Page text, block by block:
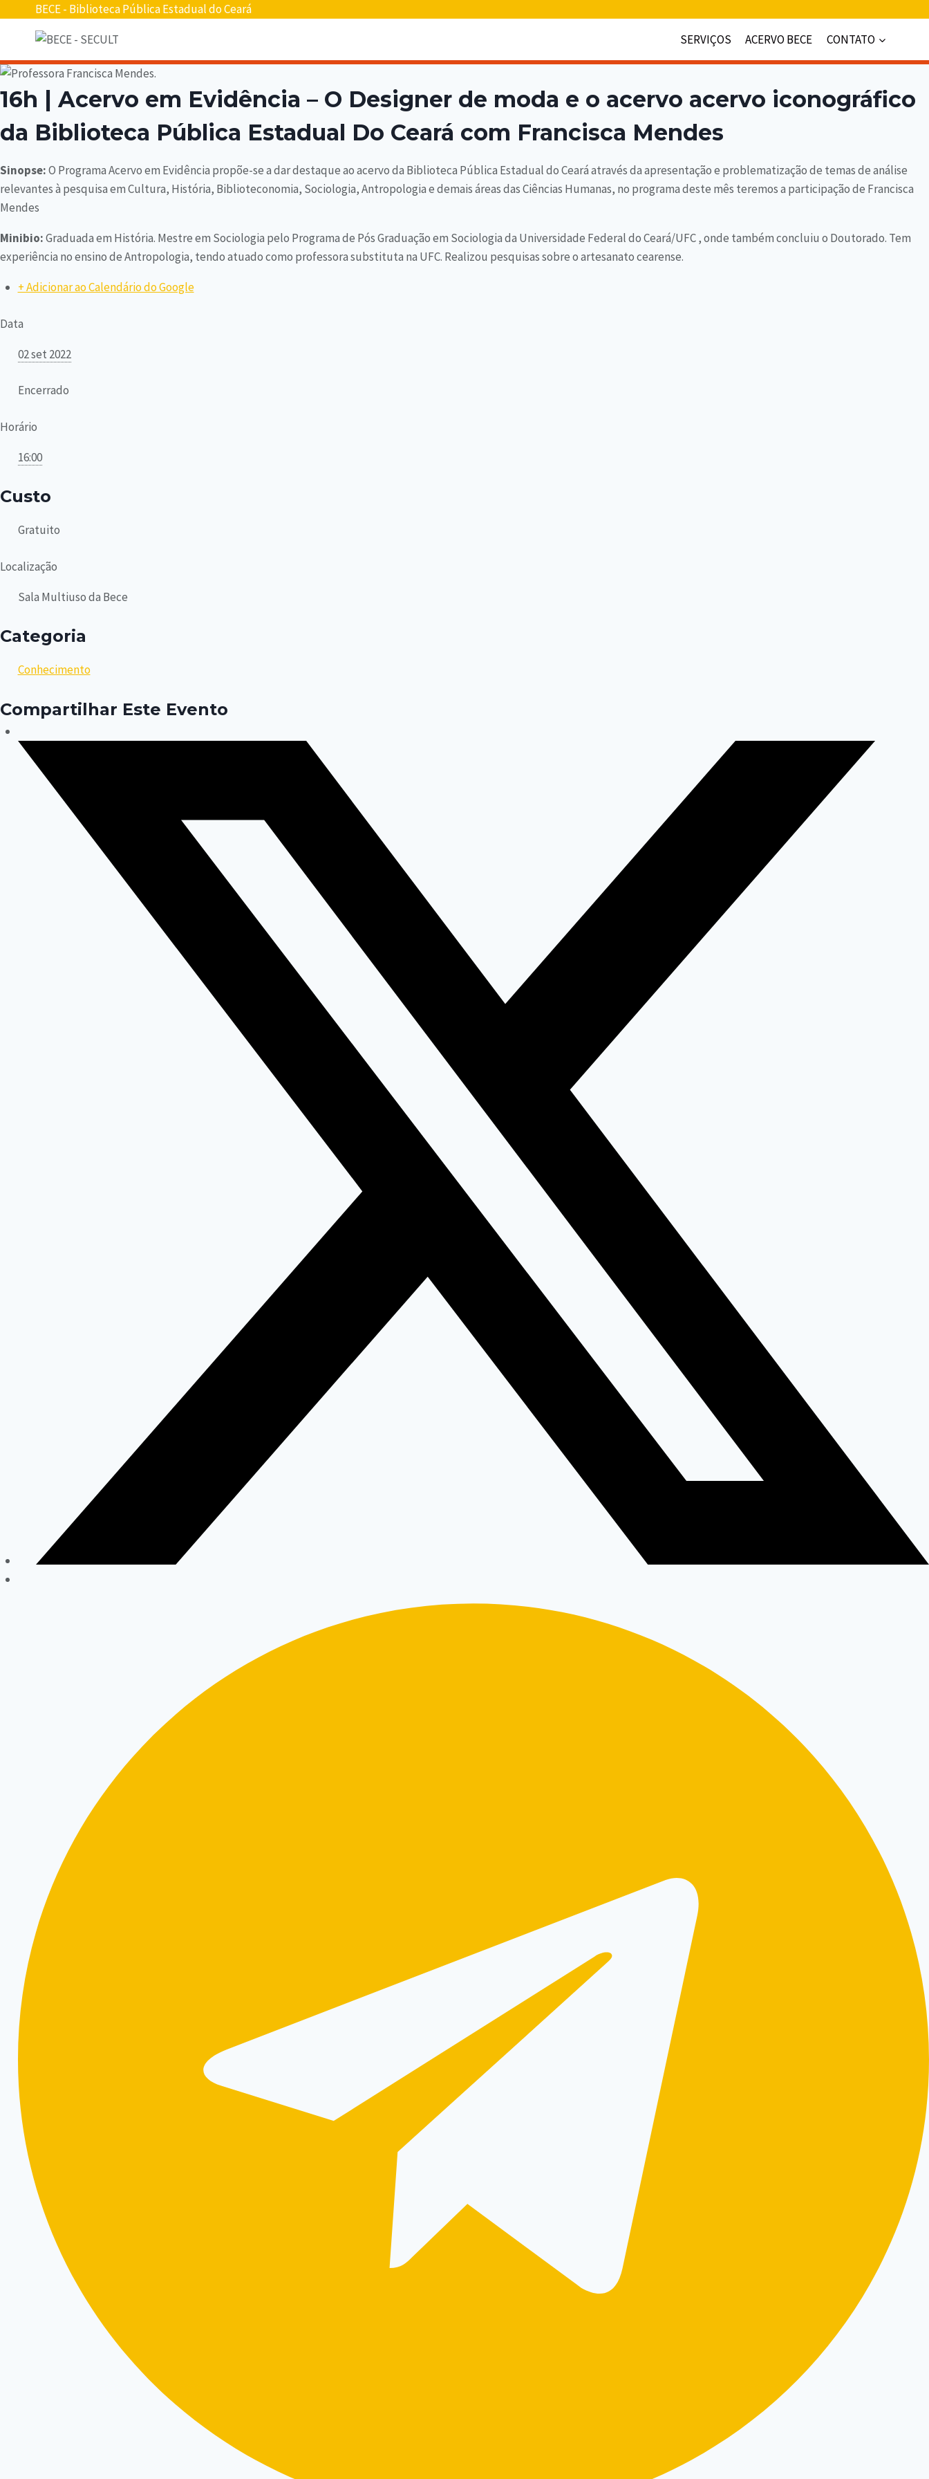
BECE - Biblioteca Pública Estadual do Ceará
SERVIÇOS
ACERVO BECE CONTATO
16h | Acervo em Evidência – O Designer de moda e o acervo acervo iconográfico
da Biblioteca Pública Estadual Do Ceará com Francisca Mendes
Sinopse:O Programa Acervo em Evidência propõe-se a dar destaque ao acervo da Biblioteca Pública Estadual do Ceará através da apresentação e problematização de temas de análise
relevantes à pesquisa em Cultura, História, Biblioteconomia, Sociologia, Antropologia e demais áreas das Ciências Humanas, no programa deste mês teremos a participação de Francisca
Mendes
Minibio:Graduada em História. Mestre em Sociologia pelo Programa de Pós Graduação em Sociologia da Universidade Federal do Ceará/UFC , onde também concluiu o Doutorado. Tem
experiência no ensino de Antropologia, tendo atuado como professora substituta na UFC. Realizou pesquisas sobre o artesanato cearense.
+ Adicionar ao Calendário do Google
Data
02 set 2022
Encerrado
Horário
16:00
Custo
Gratuito
Localização
Sala Multiuso da Bece
Categoria
Conhecimento
Compartilhar Este Evento